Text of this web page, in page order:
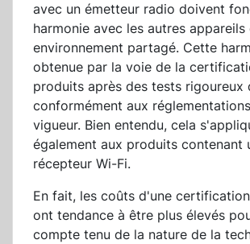
avec un émetteur radio doivent
harmonie avec les autres appareils
environnement partagé. Cette
obtenue par la voie de la
produits après des tests rigoureux
conformément aux
vigueur. Bien entendu, cela
également aux produits contenant
récepteur Wi-Fi.
En fait, les coûts d'une
ont tendance à être plus élevés
compte tenu de la nature de la